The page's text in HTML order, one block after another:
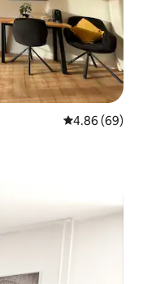
คะแนนเฉลี่ย
4.86 (69)